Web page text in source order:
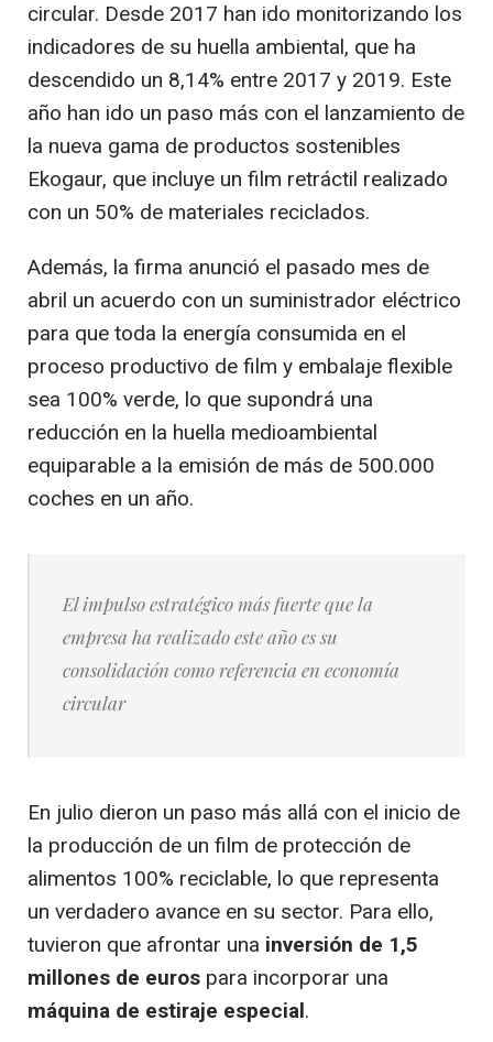
circular. Desde 2017 han ido monitorizando los
indicadores de su huella ambiental, que ha
descendido un 8,14% entre 2017 y 2019. Este
año han ido un paso más con el lanzamiento de
la nueva gama de productos sostenibles
Ekogaur, que incluye un film retráctil realizado
con un 50% de materiales reciclados.
Además, la firma anunció el pasado mes de
abril un acuerdo con un suministrador eléctrico
para que toda la energía consumida en el
proceso productivo de film y embalaje flexible
sea 100% verde, lo que supondrá una
reducción en la huella medioambiental
equiparable a la emisión de más de 500.000
coches en un año.
El impulso estratégico más fuerte que la
empresa ha realizado este año es su
consolidación como referencia en economía
circular
En julio dieron un paso más allá con el inicio de
la producción de un film de protección de
alimentos 100% reciclable, lo que representa
un verdadero avance en su sector. Para ello,
tuvieron que afrontar una inversión de 1,5
millones de euros para incorporar una
máquina de estiraje especial.